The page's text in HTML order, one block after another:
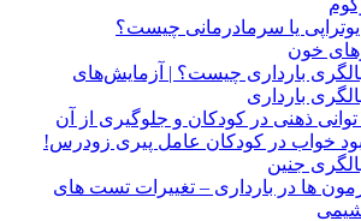
یا سرمادرمانی چیست؟
خون
بارداری چیست؟ | آزمایش‌های
بارداری
ذهنی در کودکان و جلوگیری از آن
خواب در کودکان عامل پیری زودرس!
جنین
ها در بارداری – تغییرات تست های